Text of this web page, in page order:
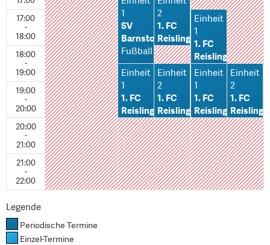
17:00
-
18:00
18:00
-
19:00
19:00
-
20:00
20:00
-
21:00
21:00
-
22:00
2
1. FC
Reislingen
Fußball
1
SV
Barnstorf
Fußball
Einheit
1
1. FC
Reislingen
Fußball
Einheit
2
1. FC
Reislingen
Fußball
Einheit
1
1. FC
Reislingen
Fußball
Einheit
1
1. FC
Reislingen
Fußball
Einheit
2
1. FC
Fußball
Legende
Periodische Termine
Einzel-Termine